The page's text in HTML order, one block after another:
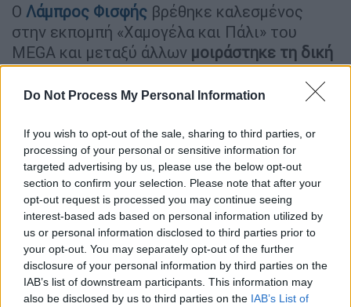
Do Not Process My Personal Information
If you wish to opt-out of the sale, sharing to third parties, or
processing of your personal or sensitive information for
targeted advertising by us, please use the below opt-out
section to confirm your selection. Please note that after your
opt-out request is processed you may continue seeing
interest-based ads based on personal information utilized by
us or personal information disclosed to third parties prior to
your opt-out. You may separately opt-out of the further
disclosure of your personal information by third parties on the
IAB’s list of downstream participants. This information may
also be disclosed by us to third parties on the IAB’s List of
Ο Λάμπρος Φισφής βρέθηκε καλεσμένος
στην εκπομπή «Χαμογέλα και Πάλι» του
MEGA και μεταξύ άλλων μοιράστηκε τη δική
του άποψη για τα όρια της σάτιρας.
Lifestyle |08.03.2026 08:41
Βασίλης Τερλέγκας: «Μια φορά
έπαθα γάγγλιο, μια πάθηση του
χεριού, από τα πολλά αυτόγραφα»
«Ο κόσμος είναι αρκετά έξυπνος»